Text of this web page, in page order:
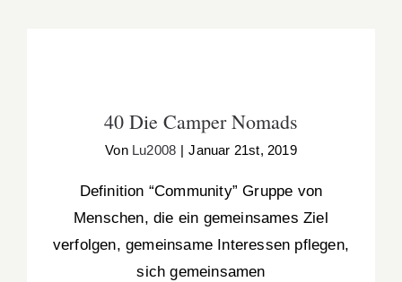
40 Die Camper Nomads
Von Lu2008 | Januar 21st, 2019
Definition “Community” Gruppe von
Menschen, die ein gemeinsames Ziel
verfolgen, gemeinsame Interessen pflegen,
sich gemeinsamen